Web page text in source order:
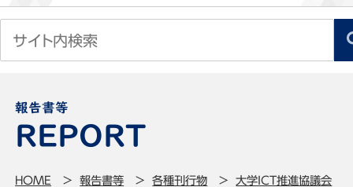
報告書等
HOME 報告書等 各種刊行物
大学ICT推進協議会